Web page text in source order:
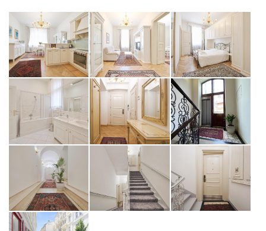
opiš kód z obrázku
ODESLAT ZPRÁVU